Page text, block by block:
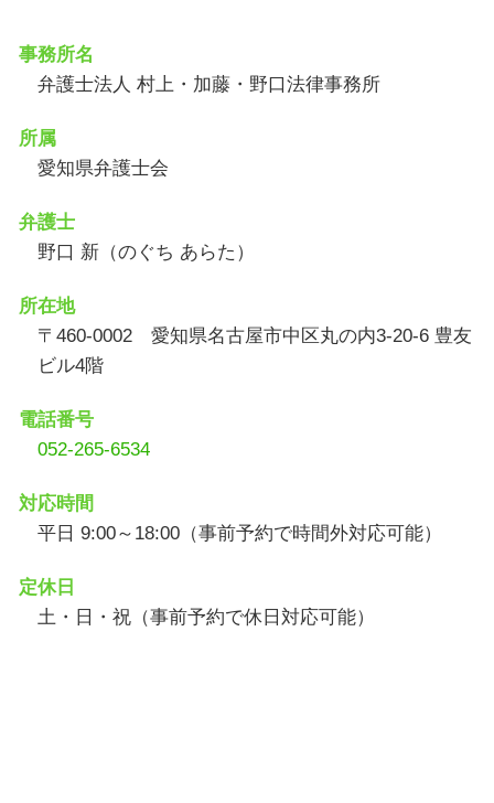
事務所名
弁護士法人 村上・加藤・野口法律事務所
所属
愛知県弁護士会
弁護士
野口 新（のぐち あらた）
所在地
〒460-0002 愛知県名古屋市中区丸の内3-20-6 豊友
ビル4階
電話番号
052-265-6534
対応時間
平日 9:00～18:00（事前予約で時間外対応可能）
定休日
土・日・祝（事前予約で休日対応可能）